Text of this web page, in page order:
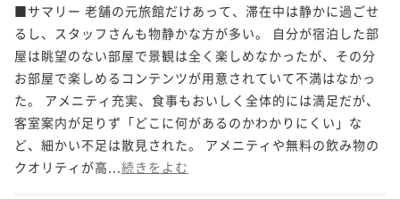
■サマリー 老舗の元旅館だけあって、滞在中は静かに過ごせ
るし、スタッフさんも物静かな方が多い。 自分が宿泊した部
屋は眺望のない部屋で景観は全く楽しめなかったが、その分
お部屋で楽しめるコンテンツが用意されていて不満はなかっ
た。 アメニティ充実、食事もおいしく全体的には満足だが、
客室案内が足りず「どこに何があるのかわかりにくい」な
ど、細かい不足は散見された。 アメニティや無料の飲み物の
クオリティが高... 続きをよむ